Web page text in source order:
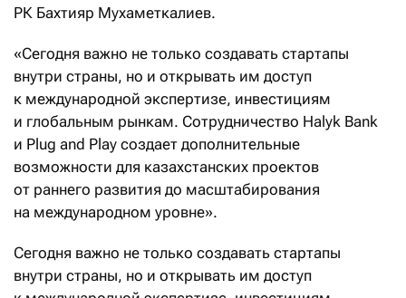
РК Бахтияр Мухаметкалиев.
«Сегодня важно не только создавать стартапы
внутри страны, но и открывать им доступ
к международной экспертизе, инвестициям
и глобальным рынкам. Сотрудничество Halyk Bank
и Plug and Play создает дополнительные
возможности для казахстанских проектов
от раннего развития до масштабирования
на международном уровне».
Сегодня важно не только создавать стартапы
внутри страны, но и открывать им доступ